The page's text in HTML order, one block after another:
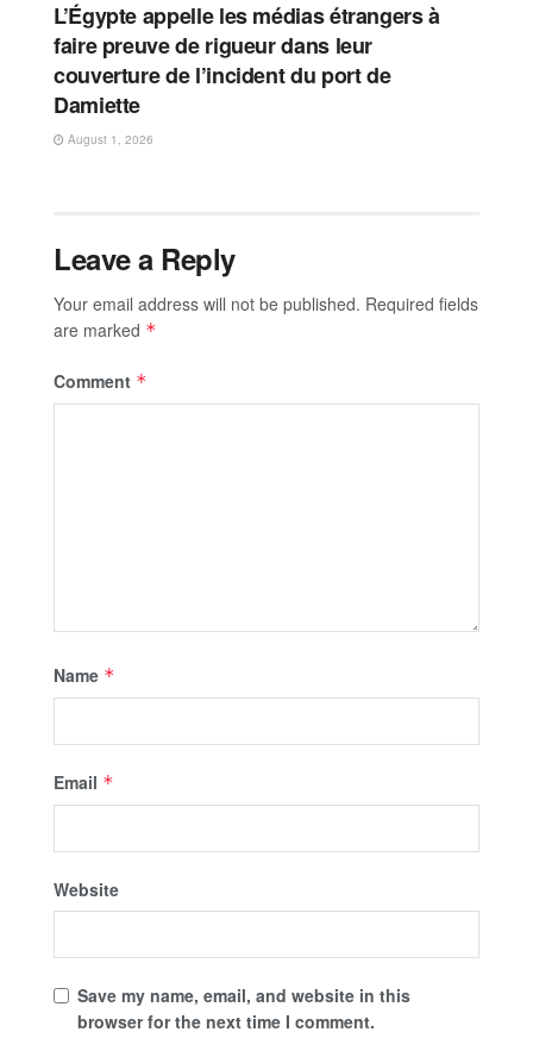
L’Égypte appelle les médias étrangers à
faire preuve de rigueur dans leur
couverture de l’incident du port de
Damiette
August 1, 2026
Leave a Reply
Your email address will not be published. Required fields
are marked *
Comment *
Name *
Email *
Website
Save my name, email, and website in this
browser for the next time I comment.